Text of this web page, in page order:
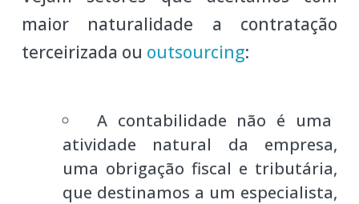
maior naturalidade a contratação
terceirizada ou outsourcing:
A contabilidade não é uma
atividade natural da empresa,
uma obrigação fiscal e tributária,
que destinamos a um especialista,